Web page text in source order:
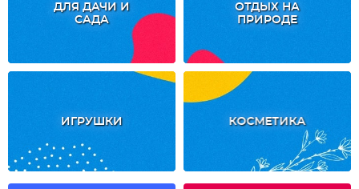
ДЛЯ ДАЧИ И
САДА
ОТДЫХ НА
ПРИРОДЕ
ИГРУШКИ КОСМЕТИКА